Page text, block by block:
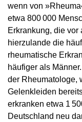
wenn von
etwa 800 000
Erkrankung, die vor
hierzulande die
rheumatische
häufiger als
der Rheumatologe,
Gelenkleiden
erkranken etwa 1
Deutschland neu